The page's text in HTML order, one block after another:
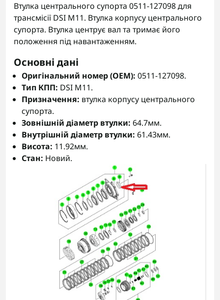
Втулка центрального супорта 0511-127098 для
трансмісії DSI M11. Втулка корпусу центрального
супорта. Втулка центрує вал та тримає його
положення під навантаженням.
Основні дані
Оригінальний номер (OEM): 0511-127098.
Тип КПП: DSI M11.
Призначення: втулка корпусу центрального
супорта.
Зовнішній діаметр втулки: 64.7мм.
Внутрішній діаметр втулки: 61.43мм.
Висота: 11.92мм.
Стан: Новий.